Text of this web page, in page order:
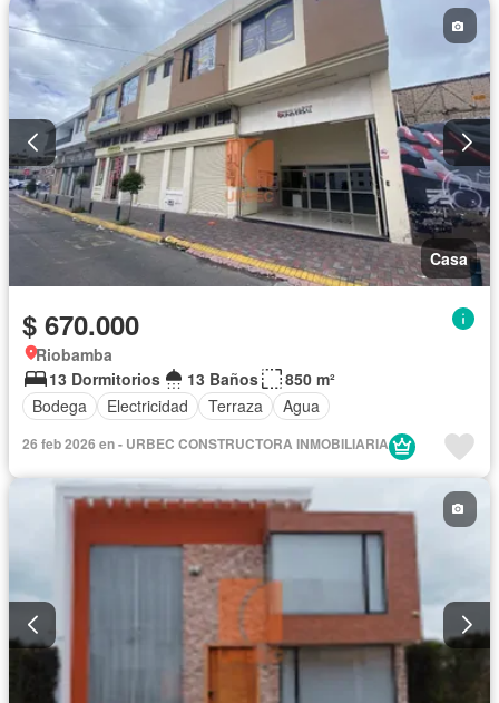
Casa
$ 670.000
Riobamba
13 Dormitorios
13 Baños
850 m²
Bodega
Electricidad Terraza Agua
26 feb 2026 en - URBEC CONSTRUCTORA INMOBILIARIA